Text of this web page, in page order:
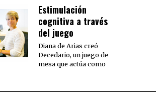
Estimulación
cognitiva a través
del juego
Diana de Arias creó
Decedario, un juego de
mesa que actúa como